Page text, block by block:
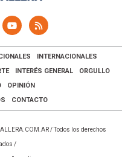
INTERNACIONALES
INTERÉS GENERAL
ORGULLO
OPINIÓN
CONTACTO
/ Todos los derechos
/